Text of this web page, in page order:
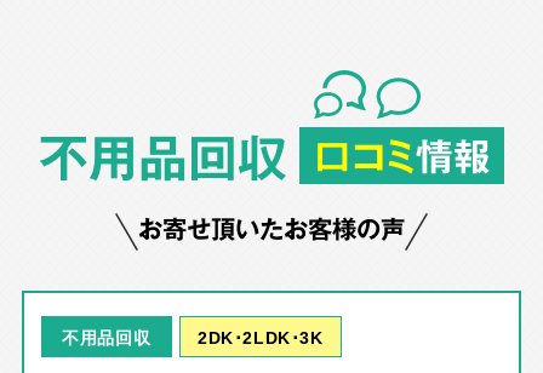
不用品回収 口コミ情報
お寄せ頂いたお客様の声
不用品回収 2DK･2LDK･3K